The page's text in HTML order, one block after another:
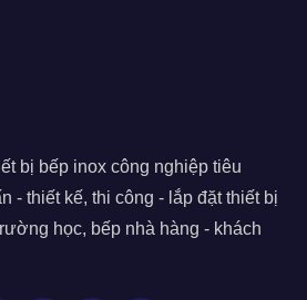
bị bếp inox công nghiệp tiêu
- thiết kế, thi công - lắp đặt thiết bị
học, bếp nhà hàng - khách